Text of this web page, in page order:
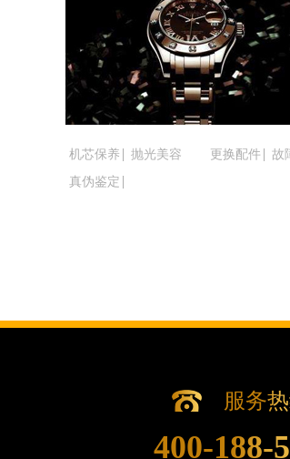
吉林省松原市
吉林省通化市
吉林省延边市
辽宁省鞍山市
辽宁省丹东市
辽宁省沈阳市
辽宁省沈阳市
北京市朝阳区
机芯保养 抛光美容 更换配件
故
真伪鉴定
服务
400-188-